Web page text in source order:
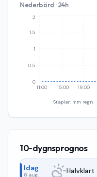
Nederbörd · 24h
11:00 15:00 19:00
0
0.5
1
1.5
2
Staplar: mm regn
10-dygnsprognos
Idag
8 aug. Halvklart